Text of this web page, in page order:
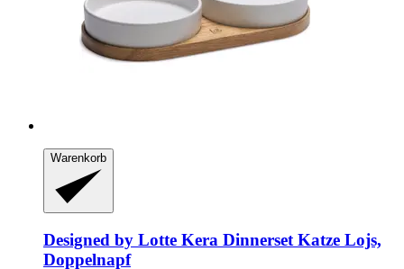
Warenkorb
Designed by Lotte Kera Dinnerset Katze Lojs,
Doppelnapf